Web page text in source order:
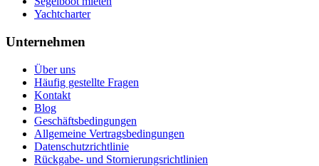
Yachtcharter
Unternehmen
Über uns
Häufig gestellte Fragen
Kontakt
Blog
Geschäftsbedingungen
Allgemeine Vertragsbedingungen
Datenschutzrichtlinie
Rückgabe- und Stornierungsrichtlinien